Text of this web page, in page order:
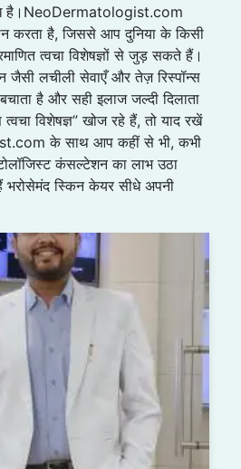
है।NeoDermatologist.com
करता है, जिससे आप दुनिया के किसी
त्वचा विशेषज्ञों से जुड़ सकते हैं।
जैसी लचीली सेवाएँ और तेज़ रिस्पॉन्स
है और सही इलाज जल्दी दिलाता
विशेषज्ञ” खोज रहे हैं, तो याद रखें
के साथ आप कहीं से भी, कभी
कंसल्टेशन का लाभ उठा
स्किन केयर सीधे अपनी